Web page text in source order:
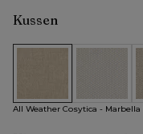
Kussen
All Weather Cosytica
All
All Weather Cosytica - Marbella